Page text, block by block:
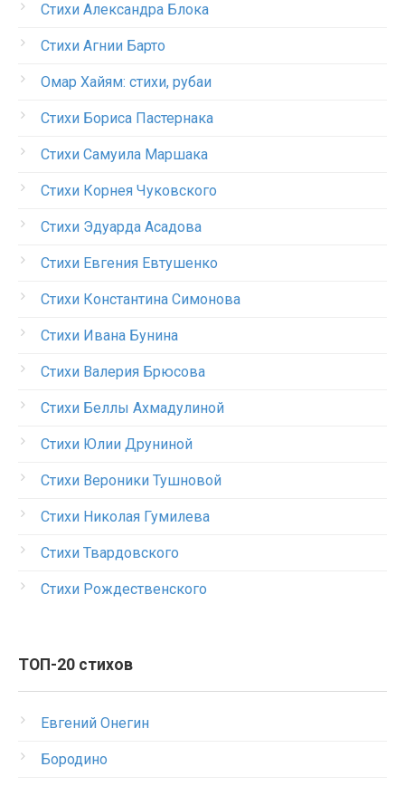
Стихи Александра Блока
Стихи Агнии Барто
Омар Хайям: стихи, рубаи
Стихи Бориса Пастернака
Стихи Самуила Маршака
Стихи Корнея Чуковского
Стихи Эдуарда Асадова
Стихи Евгения Евтушенко
Стихи Константина Симонова
Стихи Ивана Бунина
Стихи Валерия Брюсова
Стихи Беллы Ахмадулиной
Стихи Юлии Друниной
Стихи Вероники Тушновой
Стихи Николая Гумилева
Стихи Твардовского
Стихи Рождественского
ТОП-20 стихов
Евгений Онегин
Бородино